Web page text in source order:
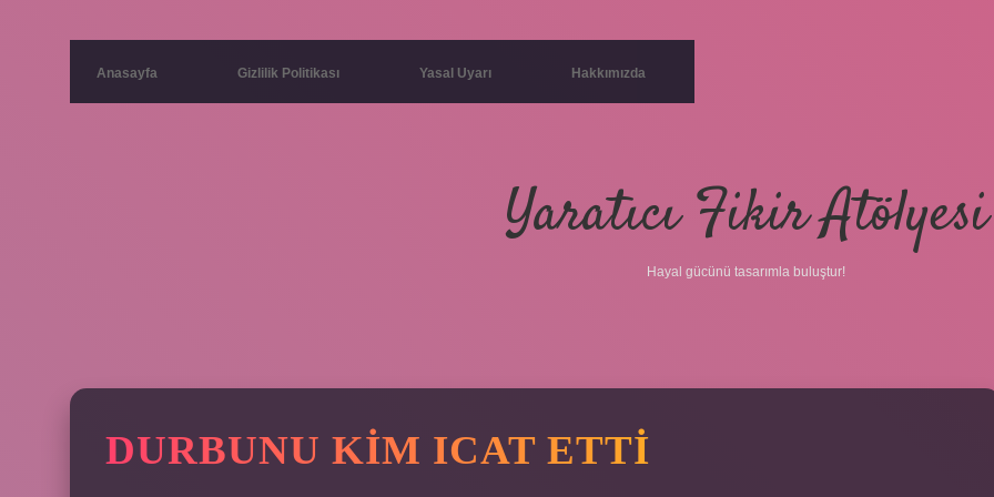
Anasayfa Gizlilik Politikası Yasal Uyarı Hakkımızda
Yaratıcı Fikir Atölyesi
Hayal gücünü tasarımla buluştur!
DURBUNU KIM ICAT ETTI